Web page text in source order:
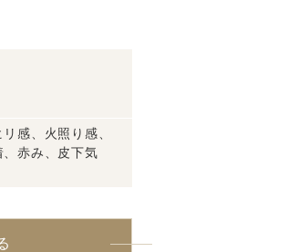
感、火照り感、
赤み、皮下気